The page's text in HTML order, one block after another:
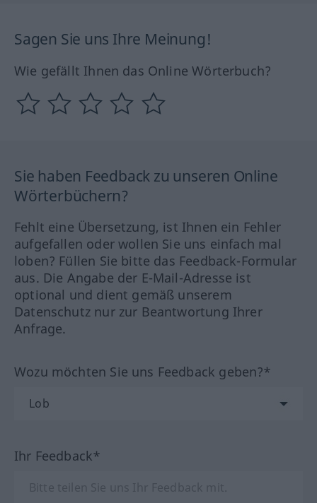
Sagen Sie uns Ihre Meinung!
Wie gefällt Ihnen das Online Wörterbuch?
Sie haben Feedback zu unseren Online
Wörterbüchern?
Fehlt eine Übersetzung, ist Ihnen ein Fehler
aufgefallen oder wollen Sie uns einfach mal
loben? Füllen Sie bitte das Feedback-Formular
aus. Die Angabe der E-Mail-Adresse ist
optional und dient gemäß unserem
Datenschutz nur zur Beantwortung Ihrer
Anfrage.
Wozu möchten Sie uns Feedback geben?*
Ihr Feedback*